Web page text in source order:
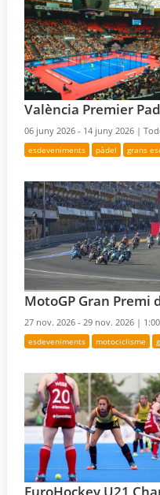
València Premier
06 juny 2026 - 14 juny 2026 |
esdeveniments pàdel grans
MotoGP Gran Premi
27 nov. 2026 - 29 nov. 2026 |
esdeveniments motociclisme